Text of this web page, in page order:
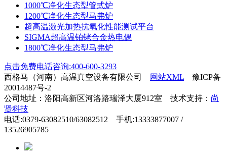
1000℃净化生态型管式炉
1200℃净化生态型马弗炉
超高温激光加热抗氧化性能测试平台
SIGMA超高温铂铑合金热电偶
1800℃净化生态型马弗炉
点击免费电话咨询:400-600-3293
西格马（河南）高温真空设备有限公司
网站XML 豫ICP备
20014487号-2
公司地址：洛阳高新区河洛路瑞泽大厦912室 技术支持： 尚
贤科技
电话:0379-63082510/63082512 手机:13333877007 /
13526905785